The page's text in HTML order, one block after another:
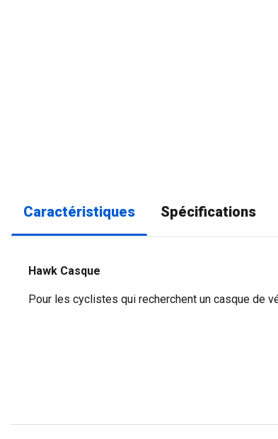
Caractéristiques Spécifications
Hawk Casque
Pour les cyclistes qui recherchent un casque de